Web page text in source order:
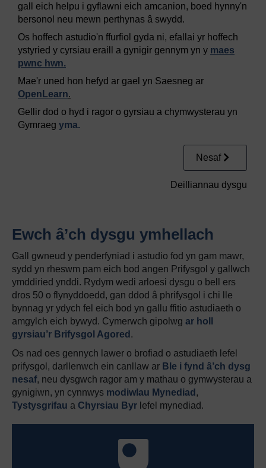
gall eich helpu i gyflawni eich amcanion, boed hynny'n
bersonol neu mewn perthynas â swydd.
Os hoffech astudio'n ffurfiol gyda ni, efallai yr hoffech
ystyried y cyrsiau eraill a gynigir gennym yn y maes
pwnc hwn.
Mae'r uned hon hefyd ar gael yn Saesneg ar
OpenLearn.
Gellir dod o hyd i ragor o gyrsiau a chymwysterau yn
Gymraeg yma.
Nesaf
Deilliannau dysgu
Ewch â’ch dysgu ymhellach
Gall gwneud y penderfyniad i astudio fod yn gam mawr,
sydd yn rheswm pam eich bod angen Prifysgol y gallwch
ymddiried ynddi. Rydym wedi arloesi dysgu o bell ers
dros 50 o flynyddoedd, gan ddod â phrifysgol i chi lle
bynnag yr ydych fel eich bod yn gallu ffitio astudiaeth o
amgylch eich bywyd. Cymerwch gipolwg ar holl
gyrsiau’r Brifysgol Agored .
Os nad oes gennych lawer o brofiad o astudiaeth lefel
prifysgol, darllenwch ein canllaw ar Ble i fynd â’ch dysg
nesaf, neu dysgwch ragor am y mathau o gymwysterau a
gynigiwn, yn cynnwys modiwlau Mynediad ,
Tystysgrifau a Chyrsiau Byr lefel mynediad.